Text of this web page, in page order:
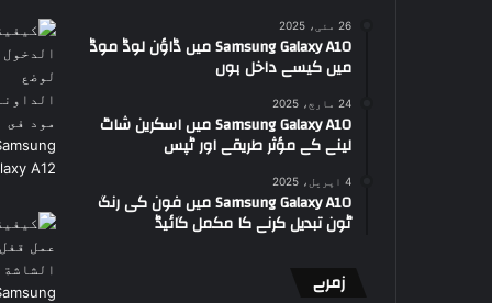
26 مئی، 2025
Samsung Galaxy A10 میں ڈاؤن لوڈ موڈ
میں کیسے داخل ہوں
24 مارچ، 2025
Samsung Galaxy A10 میں اسکرین شاٹ
لینے کے مؤثر طریقے اور ٹپس
4 اپریل، 2025
Samsung Galaxy A10 میں فون کی رنگ
ٹون تبدیل کرنے کا مکمل گائیڈ
زمرے